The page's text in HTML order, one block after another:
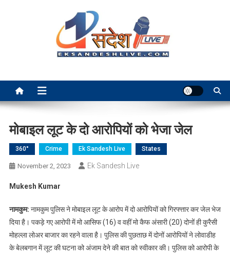
मोबाइल लूट के दो आरोपियों को भेजा जेल
360° Crime Ek Sandesh Live States
November 2, 2023 Ek Sandesh Live
Mukesh Kumar
नामकुम: नामकुम पुलिस ने मोबाइल लूट के आरोप में दो आरोपियों को गिरफ्त्तार कर जेल भेज
दिया है। पकड़े गए आरोपी में मो आसिफ (16) व वहीं मो कैफ अंसारी (20) दोनों ही कुरैसी
मोहल्ला लोअर बाजार का रहने वाला है। पुलिस की पुछताछ में दोनों आरोपियों ने लोवाडीह
के बेलबगान में लूट की घटना को अंजाम देने की बात को स्वीकार की। पुलिस को आरोपी के